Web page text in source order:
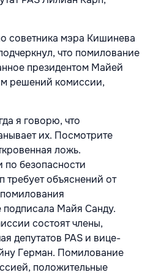
советника мэра Кишинева
что помилование
президентом Майей
решений комиссии,
я говорю, что
их. Посмотрите
ложь.
безопасности
требует объяснений от
подписала Майя Санду.
состоят члены,
депутатов PAS и вице-
Герман. Помилование
положительные